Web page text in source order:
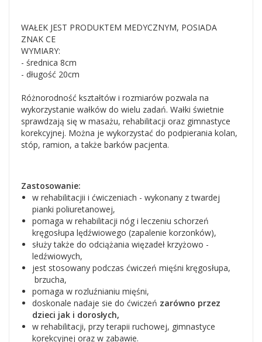
WAŁEK JEST PRODUKTEM MEDYCZNYM, POSIADA
ZNAK CE
WYMIARY:
- średnica 8cm
- długość 20cm
Różnorodność kształtów i rozmiarów pozwala na
wykorzystanie wałków do wielu zadań. Wałki świetnie
sprawdzają się w masażu, rehabilitacji oraz gimnastyce
korekcyjnej. Można je wykorzystać do podpierania kolan,
stóp, ramion, a także barków pacjenta.
Zastosowanie:
w rehabilitacjii i ćwiczeniach - wykonany z twardej
pianki poliuretanowej,
pomaga w rehabilitacji nóg i leczeniu schorzeń
kręgosłupa lędźwiowego (zapalenie korzonków),
służy także do odciążania więzadeł krzyżowo -
ledźwiowych,
jest stosowany podczas ćwiczeń mięśni kręgosłupa,
brzucha,
pomaga w rozluźnianiu mięśni,
doskonale nadaje sie do ćwiczeń zarówno przez
dzieci jak i dorosłych,
w rehabilitacji, przy terapii ruchowej, gimnastyce
korekcyjnej oraz w zabawie.